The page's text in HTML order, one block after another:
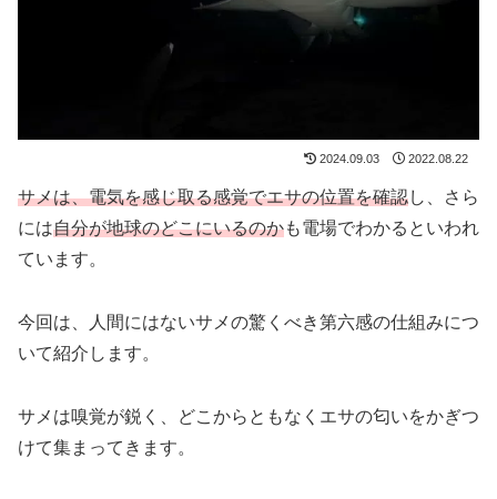
2024.09.03 2022.08.22
サメは、電気を感じ取る感覚でエサの位置を確認し、さら
には自分が地球のどこにいるのかも電場でわかるといわれ
ています。
今回は、人間にはないサメの驚くべき第六感の仕組みにつ
いて紹介します。
サメは嗅覚が鋭く、どこからともなくエサの匂いをかぎつ
けて集まってきます。